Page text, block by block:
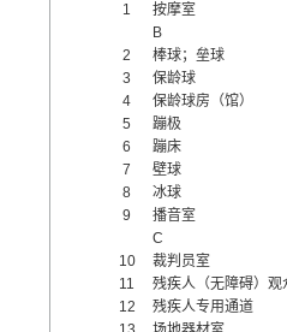
1
按摩室
B
2
棒球；垒球
3
保龄球
4
保龄球房（馆）
5
蹦极
6
蹦床
7
壁球
8
冰球
9
播音室
C
10
裁判员室
11
残疾人（无障碍）观
12
残疾人专用通道